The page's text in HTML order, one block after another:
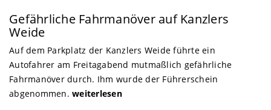
Gefährliche Fahrmanöver auf Kanzlers
Weide
Auf dem Parkplatz der Kanzlers Weide führte ein
Autofahrer am Freitagabend mutmaßlich gefährliche
Fahrmanöver durch. Ihm wurde der Führerschein
abgenommen. weiterlesen